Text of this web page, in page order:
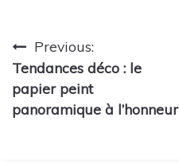
Navigation
de
l’article
Previous:
Tendances déco : le
papier peint
panoramique à l’honneur